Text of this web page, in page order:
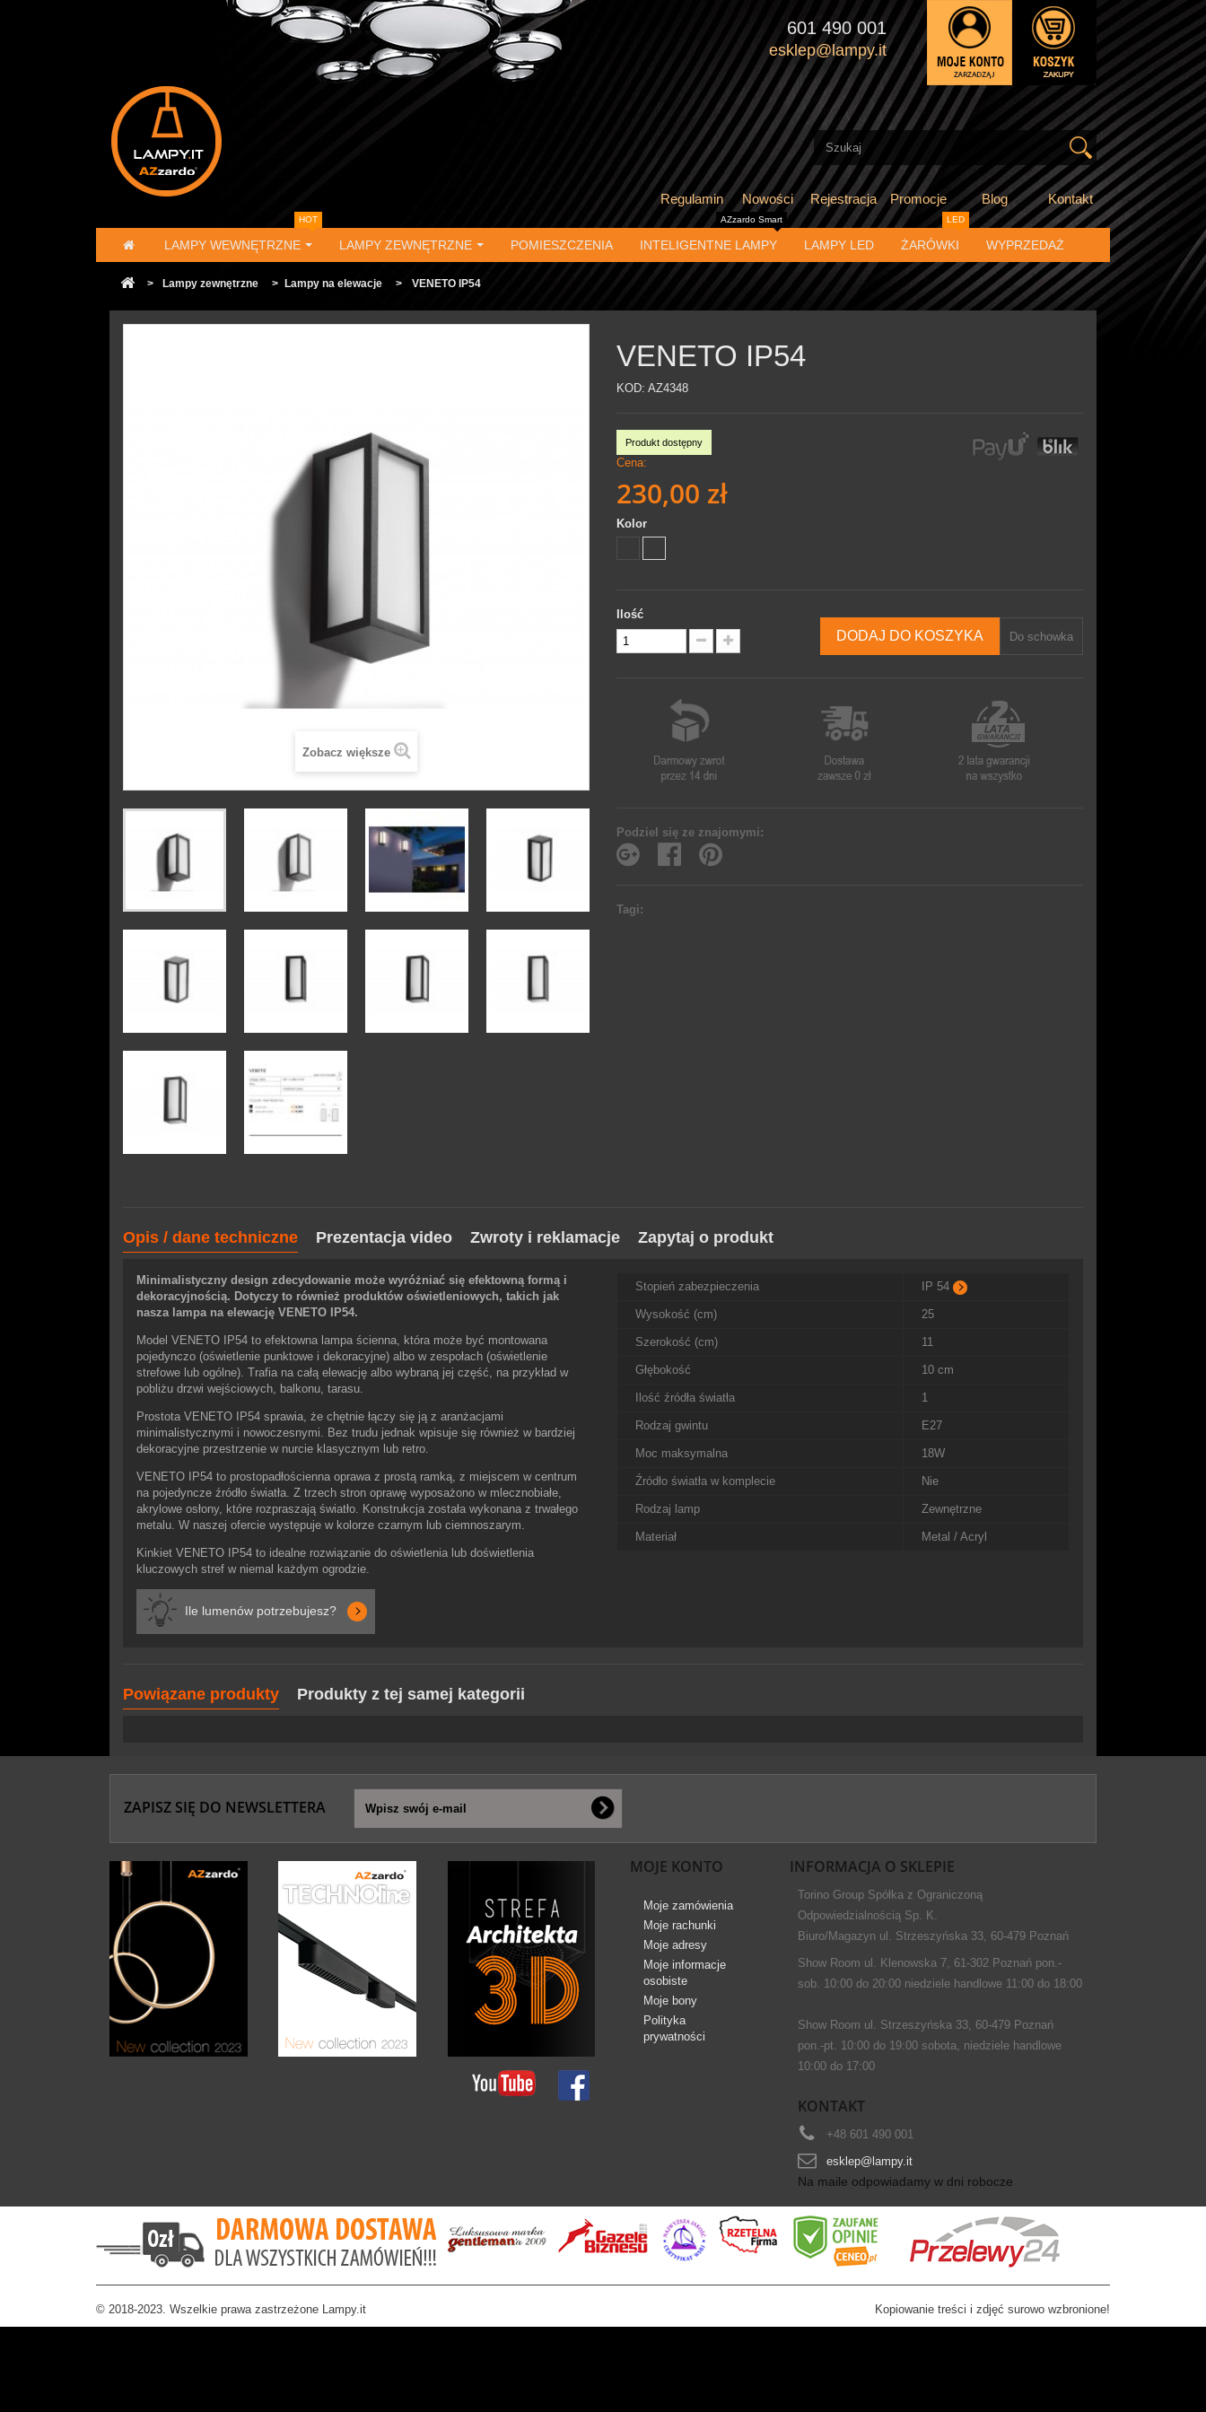
601 490 001
esklep@lampy.it
Regulamin Nowości Rejestracja Promocje Blog Kontakt
LAMPY WEWNĘTRZNE
HOT
LAMPY ZEWNĘTRZNE POMIESZCZENIA INTELIGENTNE LAMPY
AZzardo Smart
LAMPY LED ŻARÓWKI
LED
WYPRZEDAŻ
> Lampy zewnętrzne > Lampy na elewacje > VENETO IP54
Zobacz większe
VENETO IP54
KOD: AZ4348
Produkt dostępny
Cena:
230,00 zł
Kolor
Ilość
DODAJ DO KOSZYKA Do schowka
Podziel się ze znajomymi:
Tagi:
Opis / dane techniczne Prezentacja video Zwroty i reklamacje Zapytaj o produkt
Minimalistyczny design zdecydowanie może wyróżniać się efektowną formą i
dekoracyjnością. Dotyczy to również produktów oświetleniowych, takich jak
nasza lampa na elewację VENETO IP54.
Model VENETO IP54 to efektowna lampa ścienna, która może być montowana
pojedynczo (oświetlenie punktowe i dekoracyjne) albo w zespołach (oświetlenie
strefowe lub ogólne). Trafia na całą elewację albo wybraną jej część, na przykład w
pobliżu drzwi wejściowych, balkonu, tarasu.
Prostota VENETO IP54 sprawia, że chętnie łączy się ją z aranżacjami
minimalistycznymi i nowoczesnymi. Bez trudu jednak wpisuje się również w bardziej
dekoracyjne przestrzenie w nurcie klasycznym lub retro.
VENETO IP54 to prostopadłościenna oprawa z prostą ramką, z miejscem w centrum
na pojedyncze źródło światła. Z trzech stron oprawę wyposażono w mlecznobiałe,
akrylowe osłony, które rozpraszają światło. Konstrukcja została wykonana z trwałego
metalu. W naszej ofercie występuje w kolorze czarnym lub ciemnoszarym.
Kinkiet VENETO IP54 to idealne rozwiązanie do oświetlenia lub doświetlenia
kluczowych stref w niemal każdym ogrodzie.
Stopień zabezpieczenia IP 54
Wysokość (cm) 25
Szerokość (cm) 11
Głębokość 10 cm
Ilość źródła światła 1
Rodzaj gwintu E27
Moc maksymalna 18W
Źródło światła w komplecie Nie
Rodzaj lamp Zewnętrzne
Materiał Metal / Acryl
Ile lumenów potrzebujesz?
Powiązane produkty Produkty z tej samej kategorii
ZAPISZ SIĘ DO NEWSLETTERA
MOJE KONTO
Moje zamówienia
Moje rachunki
Moje adresy
Moje informacje
osobiste
Moje bony
Polityka
prywatności
INFORMACJA O SKLEPIE
Torino Group Spółka z Ograniczoną
Odpowiedzialnością Sp. K.
Biuro/Magazyn ul. Strzeszyńska 33, 60-479 Poznań
Show Room ul. Klenowska 7, 61-302 Poznań pon.-
sob. 10:00 do 20:00 niedziele handlowe 11:00 do 18:00
Show Room ul. Strzeszyńska 33, 60-479 Poznań
pon.-pt. 10:00 do 19:00 sobota, niedziele handlowe
10:00 do 17:00
KONTAKT
+48 601 490 001
esklep@lampy.it
Na maile odpowiadamy w dni robocze
© 2018-2023. Wszelkie prawa zastrzeżone Lampy.it Kopiowanie treści i zdjęć surowo wzbronione!